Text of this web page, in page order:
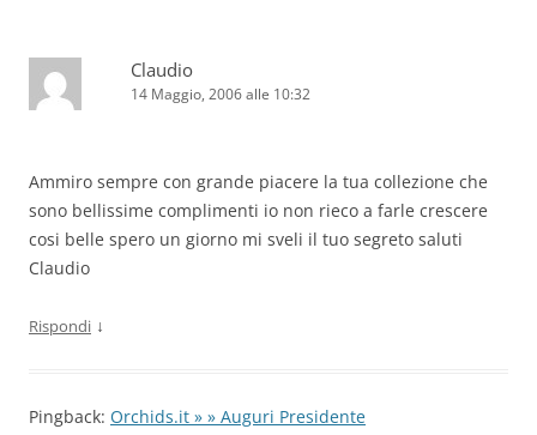
Claudio
14 Maggio, 2006 alle 10:32
Ammiro sempre con grande piacere la tua collezione che
sono bellissime complimenti io non rieco a farle crescere
cosi belle spero un giorno mi sveli il tuo segreto saluti
Claudio
Rispondi ↓
Pingback: Orchids.it » » Auguri Presidente